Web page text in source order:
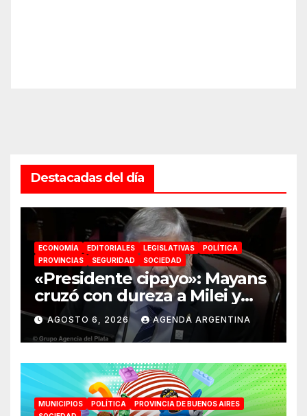
Destacadas del día
ECONOMÍA EDITORIALES LEGISLATIVAS
POLÍTICA
PROVINCIAS
SEGURIDAD SOCIEDAD
«Presidente cipayo»: Mayans
cruzó con dureza a Milei y
advirtió sobre un juicio
político por traición a la
Patria
AGOSTO 6, 2026 AGENDA ARGENTINA
MUNICIPIOS POLÍTICA
PROVINCIA DE BUENOS AIRES